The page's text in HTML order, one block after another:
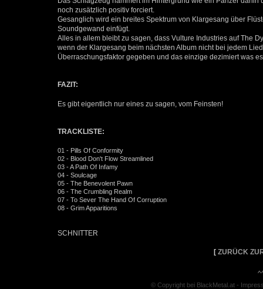
noch zusätzlich positiv forciert.
Gesanglich wird ein breites Spektrum von Klargesang über
Soundgewand einfügt.
Alles in allem bleibt zu sagen, dass Vulture Industries auf The
wenn der Klargesang beim nächsten Album nicht bei jedem
Überraschungsfaktor gegeben und das einzige dezimiert was
FAZIT:
Es gibt eigentlich nur eines zu sagen, vom Feinsten!
TRACKLISTE:
01 - Pills Of Conformity
02 - Blood Don't Flow Streamlined
03 - A Path Of Infamy
04 - Soulcage
05 - The Benevolent Pawn
06 - The Crumbling Realm
07 - To Sever The Hand Of Corruption
08 - Grim Apparitions
SCHNITTER
[ ZURÜCK
© Copyright bei BlackMetal.at -